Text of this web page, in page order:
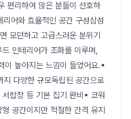
편리하여 많은 분들이 선호하
어와 효율적인 공간 구성삼성
모던하고 고급스러운 분위기
인테리어가 조화를 이루며,
이 높아지는 느낌이 들었어요.▪
지 다양한 규모독립된 공간으로
랍장 등 기본 집기 완비▪ 코워
공간이지만 적절한 간격 유지